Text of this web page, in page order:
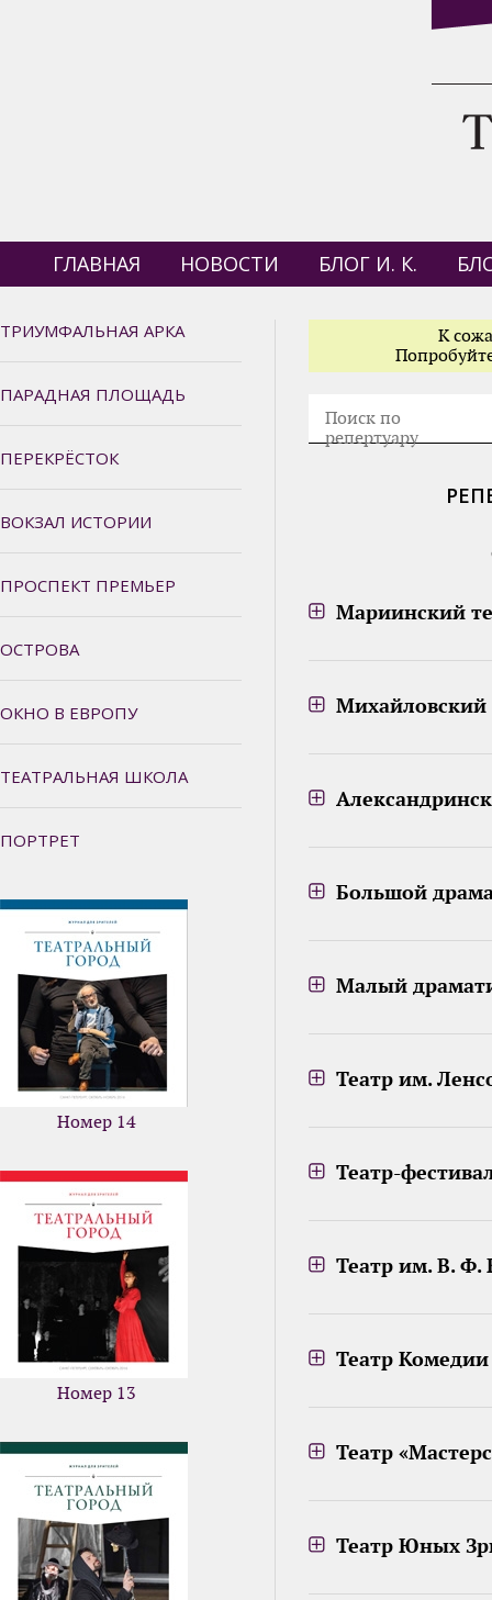
ГЛАВНАЯ НОВОСТИ БЛОГ И. К.
ТРИУМФАЛЬНАЯ АРКА
ПАРАДНАЯ ПЛОЩАДЬ
ПЕРЕКРЁСТОК
ВОКЗАЛ ИСТОРИИ
ПРОСПЕКТ ПРЕМЬЕР
ОСТРОВА
ОКНО В ЕВРОПУ
ТЕАТРАЛЬНАЯ ШКОЛА
ПОРТРЕТ
Номер 14
Номер 13
К
Поиск по
репертуару
Мариинский
Михайловский
Большой
Малый
Театр им.
Театр-
Театр им. В. Ф.
Театр
Театр
Театр Юных